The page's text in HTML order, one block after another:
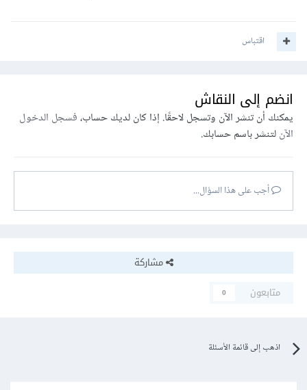
اقتباس
انضم إلى النقاش
يمكنك أن تنشر الآن وتسجل لاحقًا. إذا كان لديك حساب،فسجل الدخول
الآنلتنشر باسم حسابك.
أجب على هذا السؤال...
مشاركة
متابعون
0
اذهب إلى قائمة الأسئلة